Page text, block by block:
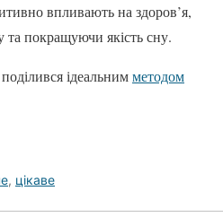
впливають на здоров’я,
покращуючи якість сну.
ідеальнимметодом
, цікаве